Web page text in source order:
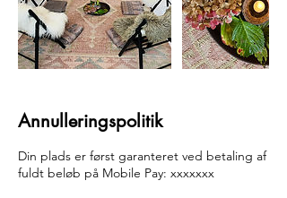
Annulleringspolitik
Din plads er først garanteret ved betaling af
fuldt beløb på Mobile Pay: xxxxxxx